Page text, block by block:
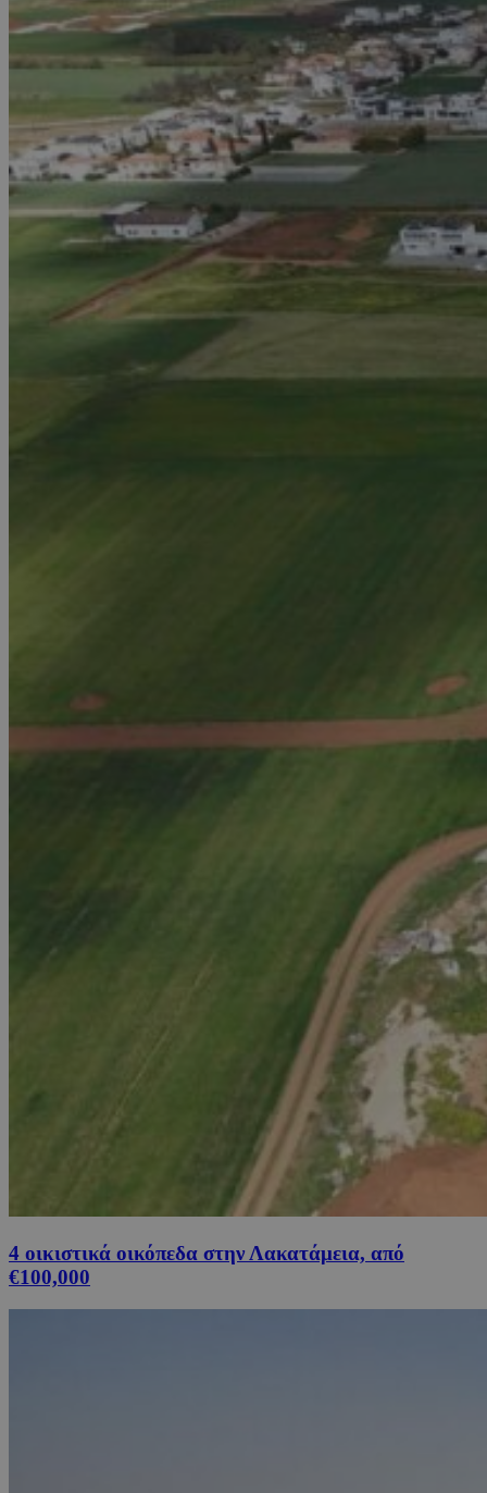
4 οικιστικά οικόπεδα στην Λακατάμεια, από
€100,000